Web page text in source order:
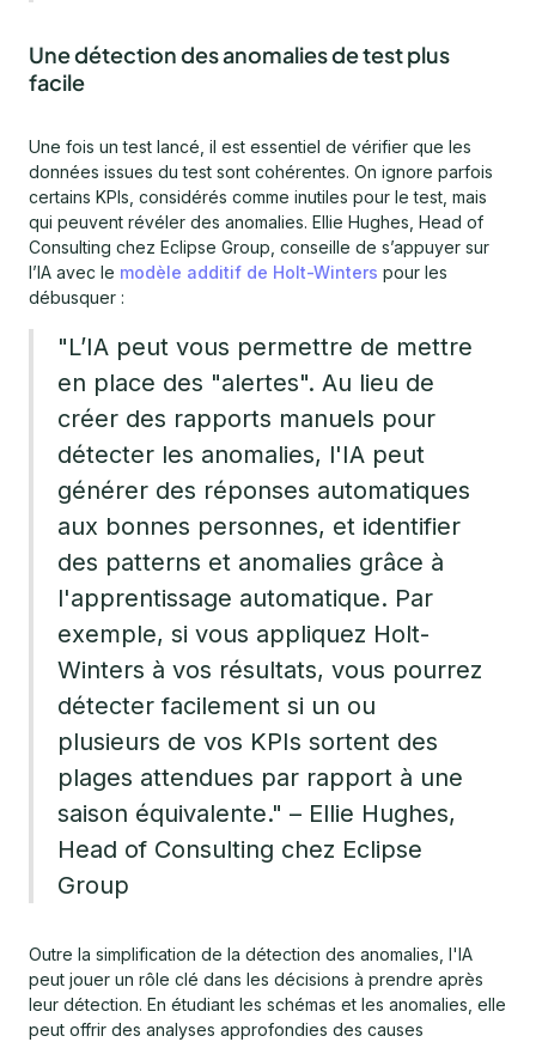
Une détection des anomalies de test plus
facile
Une fois un test lancé, il est essentiel de vérifier que les
données issues du test sont cohérentes. On ignore parfois
certains KPIs, considérés comme inutiles pour le test, mais
qui peuvent révéler des anomalies. Ellie Hughes, Head of
Consulting chez Eclipse Group, conseille de s’appuyer sur
l’IA avec le modèle additif de Holt-Winters pour les
débusquer :
"L’IA peut vous permettre de mettre
en place des "alertes". Au lieu de
créer des rapports manuels pour
détecter les anomalies, l'IA peut
générer des réponses automatiques
aux bonnes personnes, et identifier
des patterns et anomalies grâce à
l'apprentissage automatique. Par
exemple, si vous appliquez Holt-
Winters à vos résultats, vous pourrez
détecter facilement si un ou
plusieurs de vos KPIs sortent des
plages attendues par rapport à une
saison équivalente." – Ellie Hughes,
Head of Consulting chez Eclipse
Group
Outre la simplification de la détection des anomalies, l'IA
peut jouer un rôle clé dans les décisions à prendre après
leur détection. En étudiant les schémas et les anomalies, elle
peut offrir des analyses approfondies des causes